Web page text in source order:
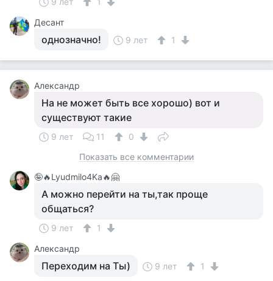
Десант
однозначно! 9 лет 1
Александр
На не может быть все хорошо) вот и
существуют такие
9 лет 11
0
Показать все комментарии
🤪🔥Lyudmilo4Ka🔥🤗
А можно перейти на ты,так проще
общаться?
9 лет
1
Александр
Переходим на Ты) 9 лет 1